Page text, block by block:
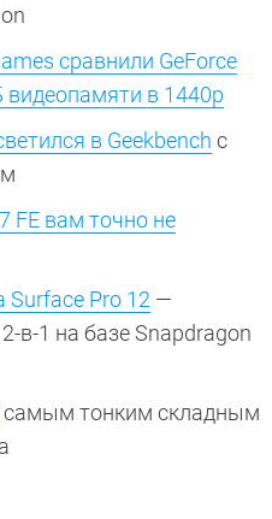
сравнили GeForce
видеопамяти в 1440p
в Geekbench с
FE вам точно не
Surface Pro 12 —
в-1 на базе Snapdragon
самым тонким складным